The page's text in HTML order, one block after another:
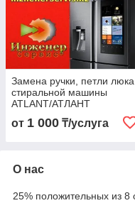
Замена ручки, петли люка
стиральной машины
ATLANT/АТЛАНТ
от 1 000 ₸/услуга
О нас
25% положительных из 8